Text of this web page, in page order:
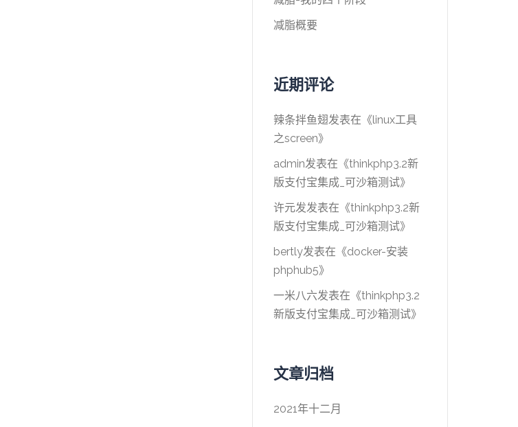
减脂概要
近期评论
辣条拌鱼翅发表在《linux工具
之screen》
admin发表在《thinkphp3.2新
版支付宝集成_可沙箱测试》
许元发发表在《thinkphp3.2新
版支付宝集成_可沙箱测试》
bertly发表在《docker-安装
phphub5》
一米八六发表在《thinkphp3.2
新版支付宝集成_可沙箱测试》
文章归档
2021年十二月